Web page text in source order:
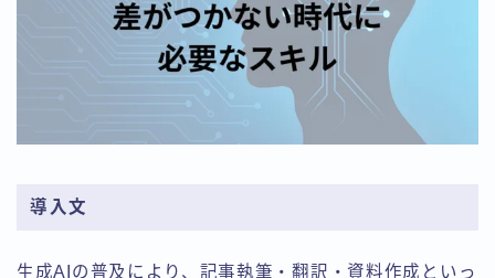
プライバシーポリシー
プロフィール
利用規約／特定商取引法に基づく表記
導入文
生成AIの普及により、記事執筆・翻訳・資料作成といっ